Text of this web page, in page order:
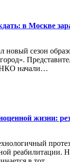
в Москве
новый сезон
НКО начали…
жизни:
реабилитации.